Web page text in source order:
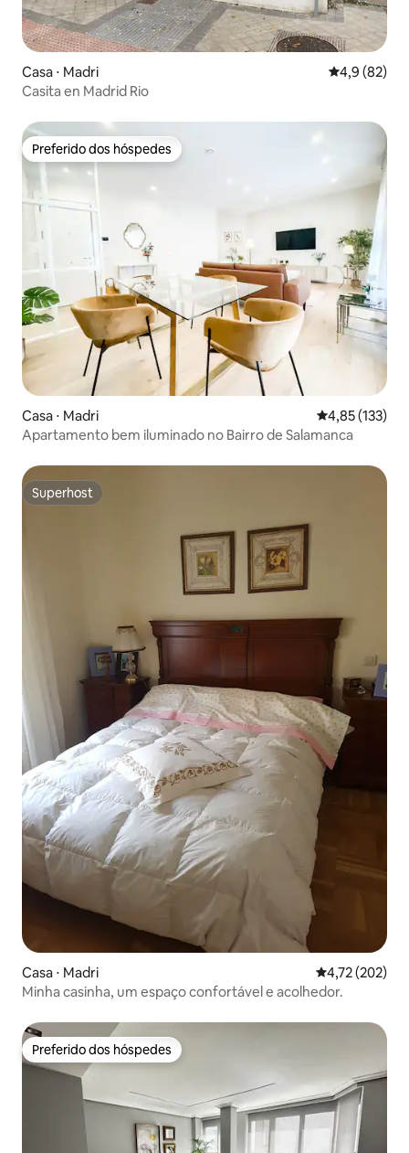
Casa ⋅ Madri 4,9 de uma
4,9 (82)
Casita en Madrid Rio
Preferido dos hóspedes
Preferido dos hóspedes
Casa ⋅ Madri 4,85 de uma
4,85 (133)
Apartamento bem iluminado no Bairro de Salamanca
Superhost
Superhost
Casa ⋅ Madri 4,72 de uma
4,72 (202)
Minha casinha, um espaço confortável e acolhedor.
Preferido dos hóspedes
Preferido dos hóspedes